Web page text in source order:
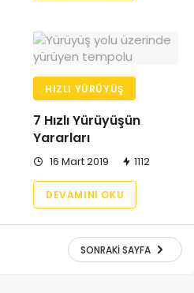
HIZLI YÜRÜYÜŞ
7 Hızlı Yürüyüşün
Yararları
16 Mart 2019 1112
DEVAMINI OKU
SONRAKI SAYFA